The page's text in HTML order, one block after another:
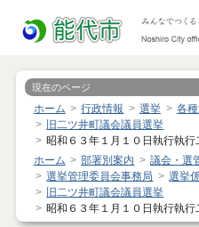
現在のページ
ホーム 行政情報 選挙
各
旧二ツ井町議会議員選挙
昭和６３年１月１０日執行執
ホーム
部署別案内
議会・選
選挙管理委員会事務局
選挙
旧二ツ井町議会議員選挙
昭和６３年１月１０日執行執